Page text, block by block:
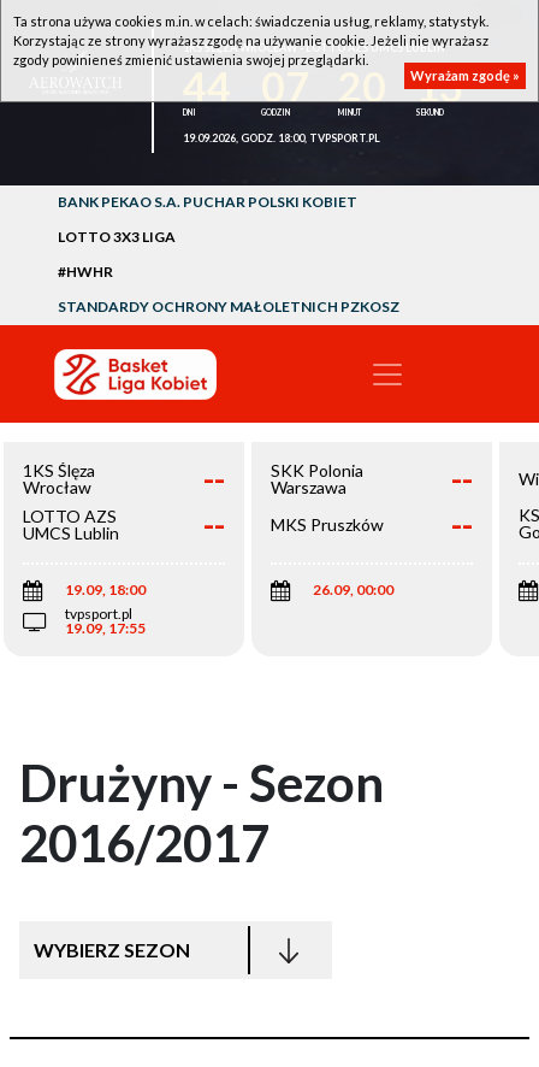
1KS ŚLĘZA WROCŁAW - LOTTO AZS UMCS LUBLIN
13
19.09.2026, GODZ. 18:00, TVPSPORT.PL
BANK PEKAO S.A. PUCHAR POLSKI KOBIET
LOTTO 3X3 LIGA
#HWHR
STANDARDY OCHRONY MAŁOLETNICH PZKOSZ
1KS Ślęza
Wrocław
--
LOTTO AZS
UMCS Lublin
--
19.09, 18:00
tvpsport.pl
19.09, 17:55
SKK Polonia
Warszawa
--
MKS Pruszków --
26.09, 00:00
Drużyny - Sezon
2016/2017
WYBIERZ SEZON
Ta strona używa cookies m.in. w celach: świadczenia usług, reklamy, statystyk.
Korzystając ze strony wyrażasz zgodę na używanie cookie. Jeżeli nie wyrażasz
zgody powinieneś zmienić ustawienia swojej przeglądarki.
Wyrażam zgodę »